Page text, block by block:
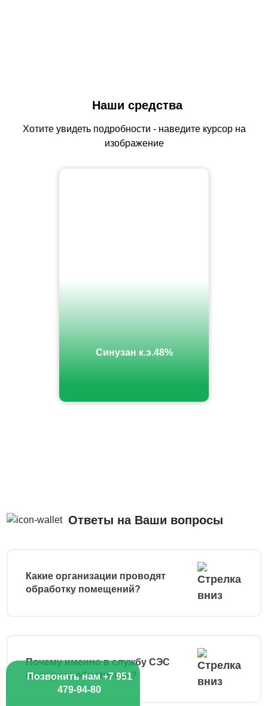
Наши средства
Хотите увидеть подробности - наведите курсор на
изображение
Синузан к.э.48%
Ответы на Ваши вопросы
Какие организации проводят
обработку помещений?
Почему именно в службу СЭС
выгоднее обратиться?
Позвонить нам +7 951
479-94-80